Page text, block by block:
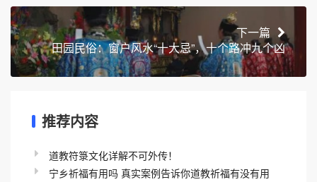
下一篇
田园民俗：窗户风水“十大忌”，十个路冲九个凶
推荐内容
道教符箓文化详解不可外传！
宁乡祈福有用吗 真实案例告诉你道教祈福有没有用